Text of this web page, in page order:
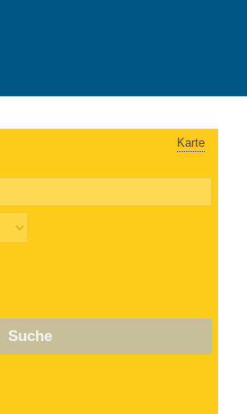
Karte
Suche